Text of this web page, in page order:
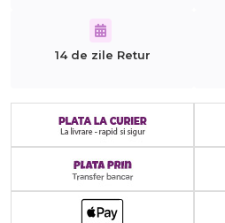
14 de zile Retur